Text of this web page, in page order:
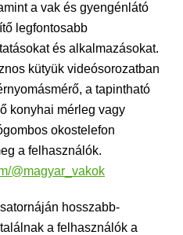
a vak és gyengénlátó
legfontosabb
és alkalmazásokat.
kütyük videósorozatban
a tapintható
konyhai mérleg vagy
okostelefon
a felhasználók.
@magyar_vakok
hosszabb-
a felhasználók a